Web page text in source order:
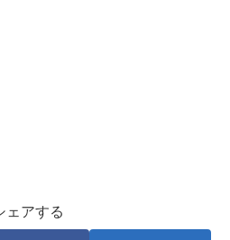
ェアする